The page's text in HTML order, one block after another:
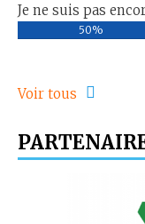
Je ne suis pas
50%
Voir tous